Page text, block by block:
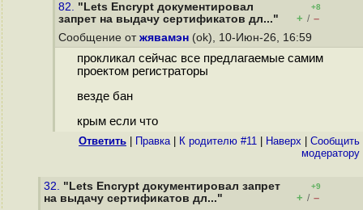
82. "Lets Encrypt документировал
запрет на выдачу сертификатов дл..."
+8
+ / –
Сообщение от жявамэн (ok), 10-Июн-26, 16:59
прокликал сейчас все предлагаемые самим
проектом регистраторы
везде бан
крым если что
Ответить Правка| К родителю #11 Наверх
Cообщить
модератору
32. "Lets Encrypt документировал запрет
на выдачу сертификатов дл..."
+9
+ / –